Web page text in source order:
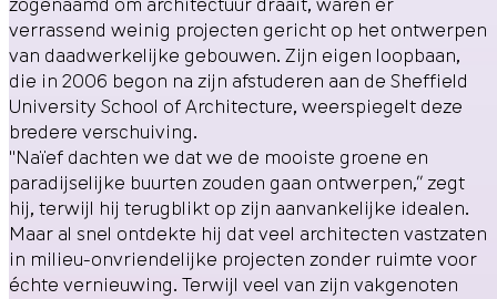
verrassend weinig projecten gericht op het ontwerpen
van daadwerkelijke gebouwen. Zijn eigen loopbaan,
die in 2006 begon na zijn afstuderen aan de Sheffield
University School of Architecture, weerspiegelt deze
bredere verschuiving.
"Naïef dachten we dat we de mooiste groene en
paradijselijke buurten zouden gaan ontwerpen,” zegt
hij, terwijl hij terugblikt op zijn aanvankelijke idealen.
Maar al snel ontdekte hij dat veel architecten vastzaten
in milieu-onvriendelijke projecten zonder ruimte voor
échte vernieuwing. Terwijl veel van zijn vakgenoten